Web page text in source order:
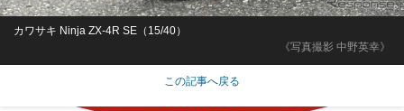
《写真撮影 中野英幸》
カワサキ Ninja ZX-4R SE（15/40）
この記事へ戻る